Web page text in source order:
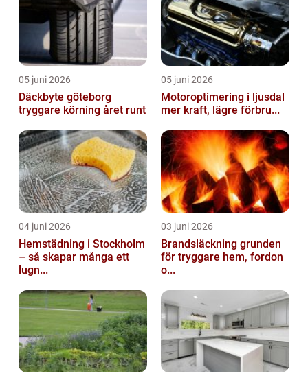
05 juni 2026
Däckbyte göteborg
tryggare körning året runt
05 juni 2026
Motoroptimering i ljusdal
mer kraft, lägre förbru...
04 juni 2026
Hemstädning i Stockholm
– så skapar många ett
lugn...
03 juni 2026
Brandsläckning grunden
för tryggare hem, fordon
o...